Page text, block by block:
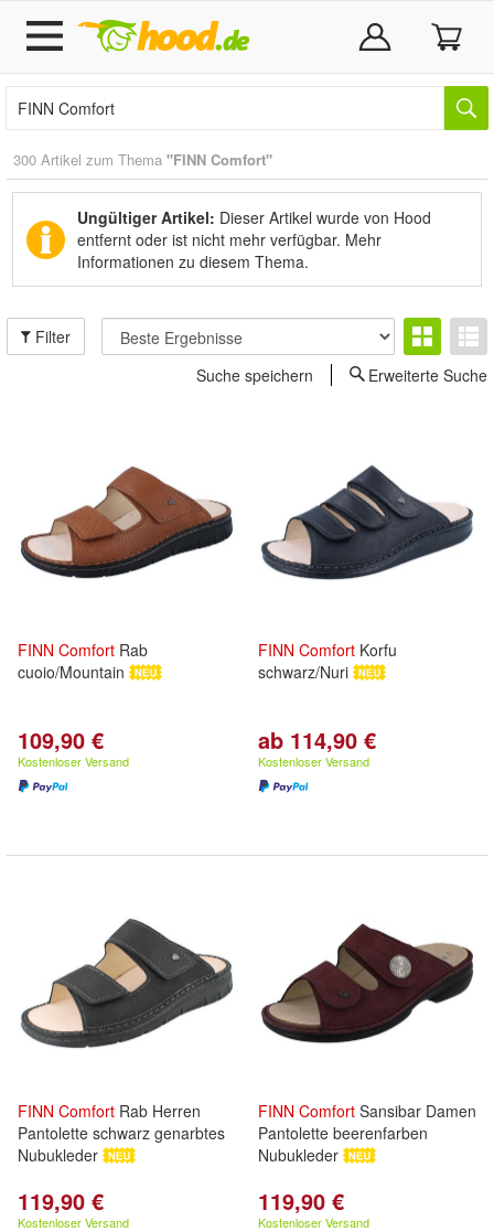
300 Artikel zum Thema "FINN Comfort"
Ungültiger Artikel: Dieser Artikel wurde von Hood
entfernt oder ist nicht mehr verfügbar. Mehr
Informationen zu diesem Thema.
Filter
Suche speichern
Erweiterte Suche
FINN Comfort Rab
cuoio/Mountain
109,90 €
Kostenloser Versand
FINN Comfort Korfu
schwarz/Nuri
ab 114,90 €
Kostenloser Versand
FINN Comfort Rab Herren
Pantolette schwarz genarbtes
Nubukleder
119,90 €
Kostenloser Versand
FINN Comfort Sansibar Damen
Pantolette beerenfarben
Nubukleder
119,90 €
Kostenloser Versand